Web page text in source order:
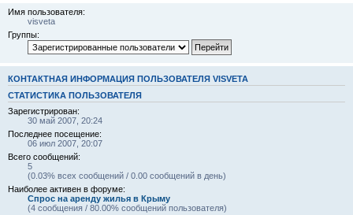
Имя пользователя:
visveta
Группы:
КОНТАКТНАЯ ИНФОРМАЦИЯ ПОЛЬЗОВАТЕЛЯ VISVETA
СТАТИСТИКА ПОЛЬЗОВАТЕЛЯ
Зарегистрирован:
30 май 2007, 20:24
Последнее посещение:
06 июл 2007, 20:07
Всего сообщений:
5
(0.03% всех сообщений / 0.00 сообщений в день)
Наиболее активен в форуме:
Спрос на аренду жилья в Крыму
(4 сообщения / 80.00% сообщений пользователя)